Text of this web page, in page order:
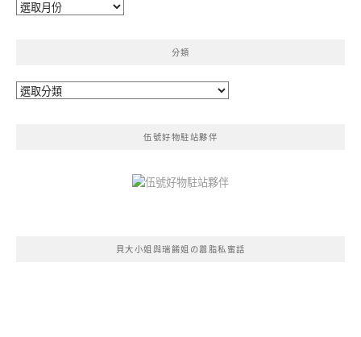
彙
分類
分
伍號好物駐站夥伴
貝大小姐與瑞餚姐の囂脂私蜜話